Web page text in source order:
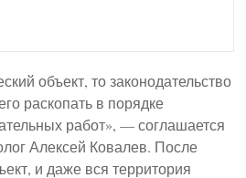
объект, то законодательство
раскопать в порядке
работ», — соглашается
Алексей Ковалев. После
и даже вся территория